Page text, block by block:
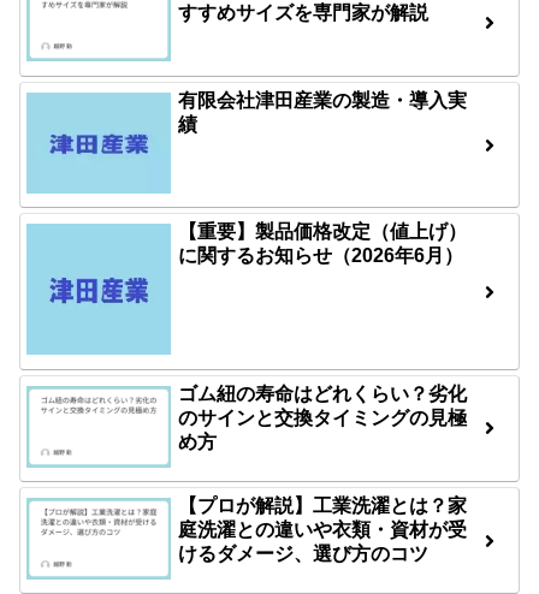
すすめサイズを専門家が解説
有限会社津田産業の製造・導入実
績
【重要】製品価格改定（値上げ）
に関するお知らせ（2026年6月）
ゴム紐の寿命はどれくらい？劣化
のサインと交換タイミングの見極
め方
【プロが解説】工業洗濯とは？家
庭洗濯との違いや衣類・資材が受
けるダメージ、選び方のコツ